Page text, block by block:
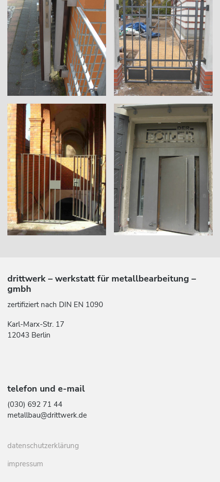
drittwerk – werkstatt für metallbearbeitung –
gmbh
zertifiziert nach DIN EN 1090
Karl-Marx-Str. 17
12043 Berlin
telefon und e-mail
(030) 692 71 44
metallbau@drittwerk.de
datenschutzerklärung
impressum